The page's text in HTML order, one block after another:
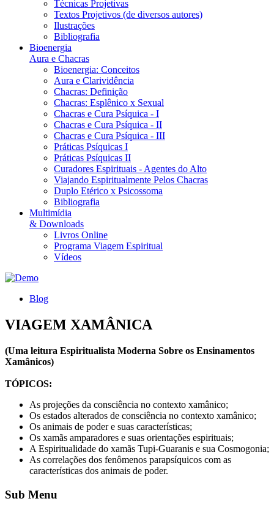
Técnicas Projetivas
Textos Projetivos (de diversos autores)
Ilustrações
Bibliografia
Bioenergia
Aura e Chacras
Bioenergia: Conceitos
Aura e Clarividência
Chacras: Definição
Chacras: Esplênico x Sexual
Chacras e Cura Psíquica - I
Chacras e Cura Psíquica - II
Chacras e Cura Psíquica - III
Práticas Psíquicas I
Práticas Psíquicas II
Curadores Espirituais - Agentes do Alto
Viajando Espiritualmente Pelos Chacras
Duplo Etérico x Psicossoma
Bibliografia
Multimídia
& Downloads
Livros Online
Programa Viagem Espiritual
Vídeos
Blog
VIAGEM XAMÂNICA
(Uma leitura Espiritualista Moderna Sobre os Ensinamentos
Xamânicos)
TÓPICOS:
As projeções da consciência no contexto xamânico;
Os estados alterados de consciência no contexto xamânico;
Os animais de poder e suas características;
Os xamãs amparadores e suas orientações espirituais;
A Espiritualidade do xamãs Tupi-Guaranis e sua Cosmogonia;
As correlações dos fenômenos parapsíquicos com as
características dos animais de poder.
Sub Menu